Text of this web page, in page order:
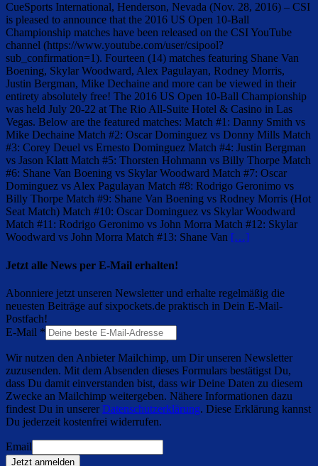
CueSports International, Henderson, Nevada (Nov. 28, 2016) – CSI
is pleased to announce that the 2016 US Open 10-Ball
Championship matches have been released on the CSI YouTube
channel (https://www.youtube.com/user/csipool?
sub_confirmation=1). Fourteen (14) matches featuring Shane Van
Boening, Skylar Woodward, Alex Pagulayan, Rodney Morris,
Justin Bergman, Mike Dechaine and more can be viewed in their
entirety absolutely free! The 2016 US Open 10-Ball Championship
was held July 20-22 at The Rio All-Suite Hotel & Casino in Las
Vegas. Below are the featured matches: Match #1: Danny Smith vs
Mike Dechaine Match #2: Oscar Dominguez vs Donny Mills Match
#3: Corey Deuel vs Ernesto Dominguez Match #4: Justin Bergman
vs Jason Klatt Match #5: Thorsten Hohmann vs Billy Thorpe Match
#6: Shane Van Boening vs Skylar Woodward Match #7: Oscar
Dominguez vs Alex Pagulayan Match #8: Rodrigo Geronimo vs
Billy Thorpe Match #9: Shane Van Boening vs Rodney Morris (Hot
Seat Match) Match #10: Oscar Dominguez vs Skylar Woodward
Match #11: Rodrigo Geronimo vs John Morra Match #12: Skylar
Woodward vs John Morra Match #13: Shane Van […]
Jetzt alle News per E-Mail erhalten!
Abonniere jetzt unseren Newsletter und erhalte regelmäßig die
neuesten Beiträge auf sixpockets.de praktisch in Dein E-Mail-
Postfach!
E-Mail *
Wir nutzen den Anbieter Mailchimp, um Dir unseren Newsletter
zuzusenden. Mit dem Absenden dieses Formulars bestätigst Du,
dass Du damit einverstanden bist, dass wir Deine Daten zu diesem
Zwecke an Mailchimp weitergeben. Nähere Informationen dazu
findest Du in unsererDatenschutzerklärung. Diese Erklärung kannst
Du jederzeit kostenfrei widerrufen.
Email
Jetzt anmelden